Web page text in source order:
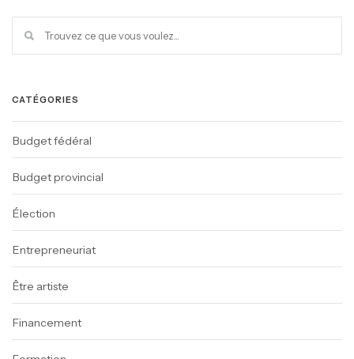
CATÉGORIES
Budget fédéral
Budget provincial
Élection
Entrepreneuriat
Être artiste
Financement